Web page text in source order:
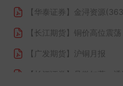
【华泰证券】 金浔资源
【长江期货】 铜价高位震
【广发期货】 沪铜月报
【长江证券】 见微知著—